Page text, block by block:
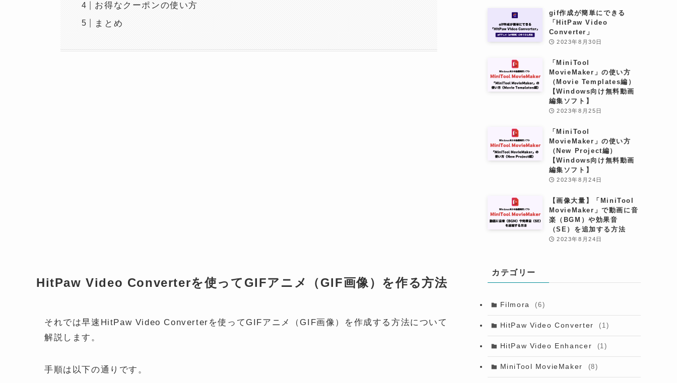
お得なクーポンの使い方
まとめ
HitPaw Video Converterを使ってGIFアニメ（GIF画像）を作る方法
それでは早速HitPaw Video Converterを使ってGIFアニメ（GIF画像）を作成する方法について
解説します。
手順は以下の通りです。
gif作成が簡単にできる
「HitPaw Video
Converter」
2023年8月30日
「MiniTool
MovieMaker」の使い方
（Movie Templates編）
【Windows向け無料動画
編集ソフト】
2023年8月25日
「MiniTool
MovieMaker」の使い方
（New Project編）
【Windows向け無料動画
編集ソフト】
2023年8月24日
【画像大量】「MiniTool
MovieMaker」で動画に音
楽（BGM）や効果音
（SE）を追加する方法
2023年8月24日
カテゴリー
Filmora (6)
HitPaw Video Converter (1)
HitPaw Video Enhancer (1)
MiniTool MovieMaker (8)